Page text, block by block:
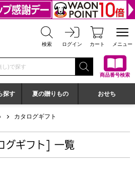
トでお届け イオンショップ
検索 ログイン カート メニュー
入力してください
商品番号検索
探す 夏の贈りもの おせち
カタログギフト
グギフト] 一覧